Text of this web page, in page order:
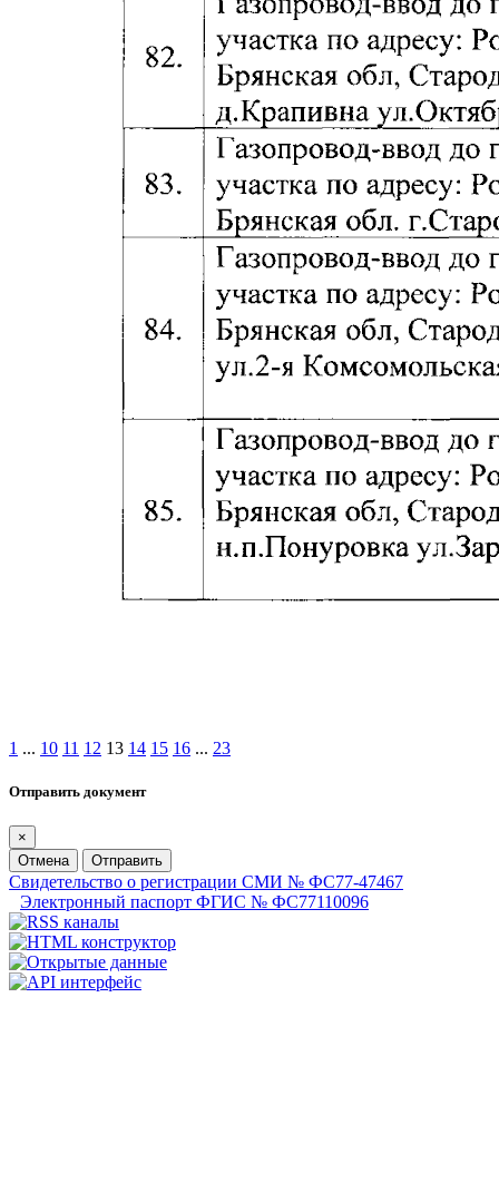
1 ... 10 11 12 13 14 15 16 ... 23
Отправить документ
×
Отмена
Отправить
Свидетельство о регистрации СМИ № ФС77-47467
Электронный паспорт ФГИС № ФС77110096